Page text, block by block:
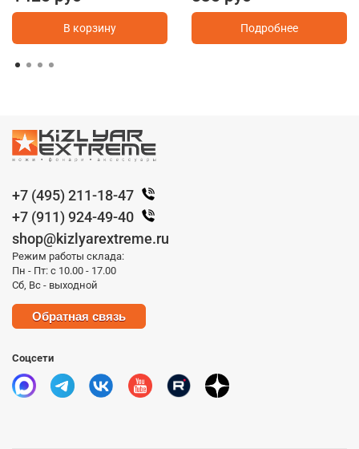
В корзину Подробнее
+7 (495) 211-18-47
+7 (911) 924-49-40
shop@kizlyarextreme.ru
Режим работы склада:
Пн - Пт: с 10.00 - 17.00
Сб, Вс - выходной
Обратная связь
Соцсети